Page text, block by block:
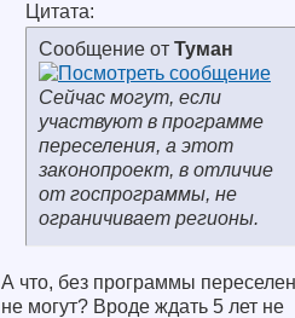
Цитата:
Сообщение от Туман
Сейчас могут, если
участвуют в программе
переселения, а этот
законопроект, в отличие
от госпрограммы, не
ограничивает регионы.
А что, без программы
не могут? Вроде ждать 5 лет не